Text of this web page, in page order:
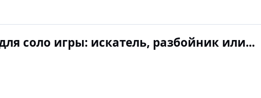
соло игры: искатель, разбойник или...